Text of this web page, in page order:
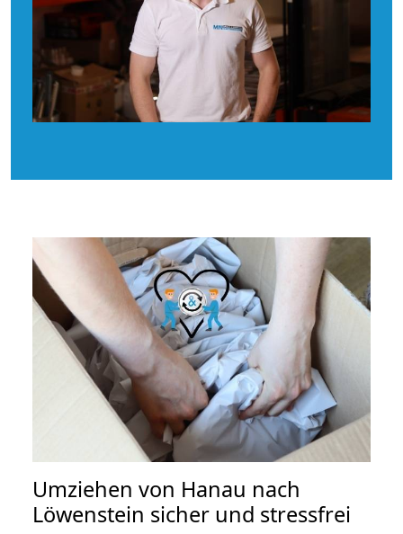
Umziehen von Hanau nach
Löwenstein sicher und stressfrei